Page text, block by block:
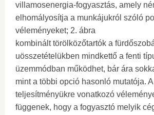
villamosenergia-fogyasztás, amely
elhomályosítja a munkájukról szóló
véleményeket; 2. ábra
kombinált törölközőtartók a
uösszetételükben mindkettő a fenti
üzemmódban működhet, bár ára
mint a többi opció hasonló mutatója.
teljesítményükre vonatkozó
függenek, hogy a fogyasztó melyik